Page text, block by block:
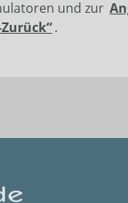
und zur
.